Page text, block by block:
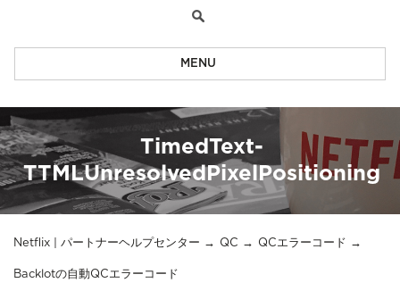
MENU
TimedText-
TTMLUnresolvedPixelPositioning
Netflix | パートナーヘルプセンター QC QCエラーコード
Backlotの自動QCエラーコード